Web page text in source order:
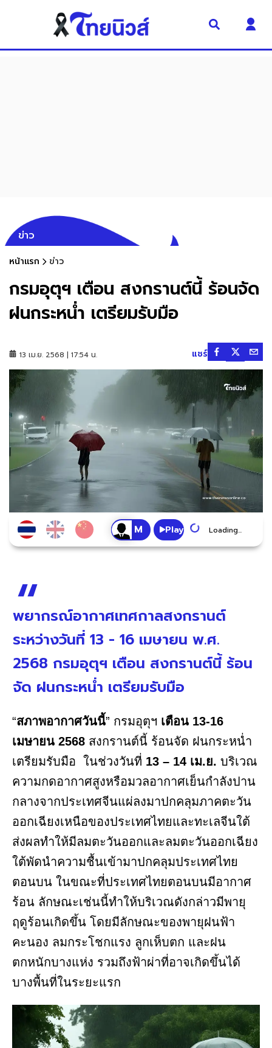
ข่าว
หน้าแรก ข่าว
กรมอุตุฯ เตือน สงกรานต์นี้ ร้อนจัด
ฝนกระหน่ำ เตรียมรับมือ
13 เม.ย. 2568 | 17:54 น. แชร์
Play Loading...
พยากรณ์อากาศเทศกาลสงกรานต์
ระหว่างวันที่ 13 - 16 เมษายน พ.ศ.
2568 กรมอุตุฯ เตือน สงกรานต์นี้ ร้อน
จัด ฝนกระหน่ำ เตรียมรับมือ
“สภาพอากาศวันนี้” กรมอุตุฯ เตือน 13-16
เมษายน 2568 สงกรานต์นี้ ร้อนจัด ฝนกระหน่ำ
เตรียมรับมือ ในช่วงวันที่ 13 – 14 เม.ย. บริเวณ
ความกดอากาศสูงหรือมวลอากาศเย็นกำลังปาน
กลางจากประเทศจีนแผ่ลงมาปกคลุมภาคตะวัน
ออกเฉียงเหนือของประเทศไทยและทะเลจีนใต้
ส่งผลทำให้มีลมตะวันออกและลมตะวันออกเฉียง
ใต้พัดนำความชื้นเข้ามาปกคลุมประเทศไทย
ตอนบน ในขณะที่ประเทศไทยตอนบนมีอากาศ
ร้อน ลักษณะเช่นนี้ทำให้บริเวณดังกล่าวมีพายุ
ฤดูร้อนเกิดขึ้น โดยมีลักษณะของพายุฝนฟ้า
คะนอง ลมกระโชกแรง ลูกเห็บตก และฝน
ตกหนักบางแห่ง รวมถึงฟ้าผ่าที่อาจเกิดขึ้นได้
บางพื้นที่ในระยะแรก